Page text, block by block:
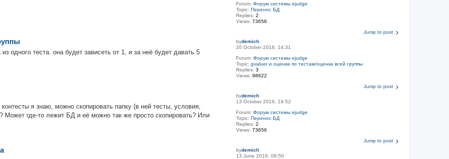
Forum:Форум системы ejudge
Topic:Перенос БД
Replies:2
Views:73656
Jump to post
bydemich
20 October 2016, 14:31
Forum:Форум системы ejudge
Topic:gvaluer и оценка по тестам/оценка всей группы
Replies:3
Views:98622
одного теста. она будет зависеть от 1, и за неё будет давать 5
Jump to post
bydemich
13 October 2016, 18:52
Forum:Форум системы ejudge
Topic:Перенос БД
Replies:2
Views:73656
я знаю, можно скопировать папку (в ней тесты, условия,
Может где-то лежит БД и её можно так же просто скопировать? Или
Jump to post
bydemich
13 June 2016, 08:50